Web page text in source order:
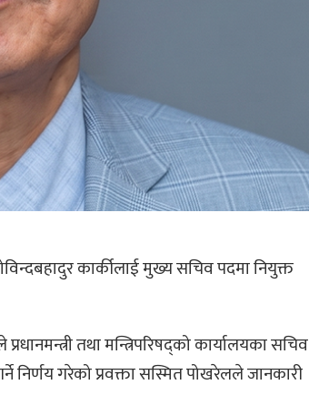
कार्कीलाई मुख्य सचिव पदमा नियुक्त
तथा मन्त्रिपरिषद्को कार्यालयका सचिव
निर्णय गरेको प्रवक्ता सस्मित पोखरेलले जानकारी